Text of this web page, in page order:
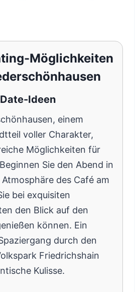
Möglichkeiten
Ideen
einem
voller Charakter,
Möglichkeiten für
Sie den Abend in
des Café am
bei exquisiten
den Blick auf den
können. Ein
durch den
Friedrichshain
Kulisse.